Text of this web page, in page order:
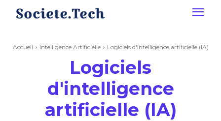
Accueil Intelligence Artificielle Logiciels d'intelligence artificielle (IA)
Logiciels
d'intelligence
artificielle (IA)